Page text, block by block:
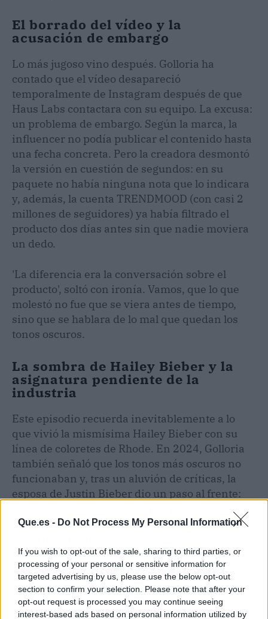
Que.es - Do Not Process My Personal Information
If you wish to opt-out of the sale, sharing to third parties, or
processing of your personal or sensitive information for
targeted advertising by us, please use the below opt-out
section to confirm your selection. Please note that after your
opt-out request is processed you may continue seeing
interest-based ads based on personal information utilized by
El borrado del vídeo y la
acusación de embargo
Lo más jugoso vino después. Golloria ha
contado que el vídeo desapareció
temporalmente de Instagram después de que
Haus Labs contactara con su equipo. La excusa:
un problema de embargo. Según la marca, la
influencer no podía publicar el contenido hasta
una fecha concreta. Pero la creadora desmontó
la versión en cuestión de segundos: en su
paquete no había ninguna nota que lo indicara
y, además, la cuenta TRENDMOOD (con casi 2
millones de seguidores) ya había filtrado el
producto dos días antes sin que nadie moviera
un dedo.
'La diferencia era la conversación sobre el
producto', soltó con ironía. Vamos, que lo que
molestó no fue que se viera antes de tiempo,
sino que se hablara de lo mal que quedan los
tonos oscuros.
La sombra de Hailey Bieber y la
asignatura pendiente de la
industria
Este episodio recuerda inevitablemente a lo
que vivió la mismísima Hailey Bieber con su
línea de coloretes de Rhode. En 2024, Golloria
también señaló que los tonos más oscuros no
funcionaban y, tras un aluvión de críticas, la
esposa de Justin Bieber dio un paso al frente:
escuchó y reformuló los productos. En 2026, la
momento la respuesta de Haus Labs ha sido la
contraria: intentar silenciar el feedback.
La lección es clara y no es nueva. Las marcas
con mensaje inclusivo no pueden permitirse